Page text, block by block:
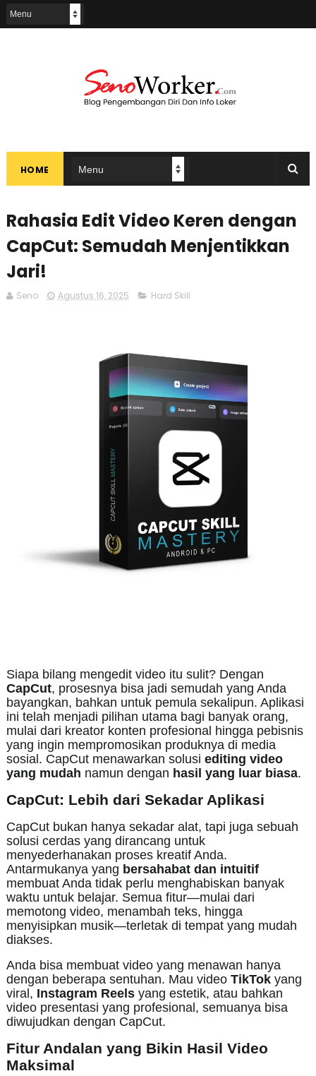
HOME
Rahasia Edit Video Keren dengan
CapCut: Semudah Menjentikkan
Jari!
Seno Agustus 16, 2025 Hard Skill
Siapa bilang mengedit video itu sulit? Dengan
CapCut, prosesnya bisa jadi semudah yang Anda
bayangkan, bahkan untuk pemula sekalipun. Aplikasi
ini telah menjadi pilihan utama bagi banyak orang,
mulai dari kreator konten profesional hingga pebisnis
yang ingin mempromosikan produknya di media
sosial. CapCut menawarkan solusi editing video
yang mudah namun dengan hasil yang luar biasa.
CapCut: Lebih dari Sekadar Aplikasi
CapCut bukan hanya sekadar alat, tapi juga sebuah
solusi cerdas yang dirancang untuk
menyederhanakan proses kreatif Anda.
Antarmukanya yang bersahabat dan intuitif
membuat Anda tidak perlu menghabiskan banyak
waktu untuk belajar. Semua fitur—mulai dari
memotong video, menambah teks, hingga
menyisipkan musik—terletak di tempat yang mudah
diakses.
Anda bisa membuat video yang menawan hanya
dengan beberapa sentuhan. Mau video TikTokyang
viral, Instagram Reelsyang estetik, atau bahkan
video presentasi yang profesional, semuanya bisa
diwujudkan dengan CapCut.
Fitur Andalan yang Bikin Hasil Video
Maksimal